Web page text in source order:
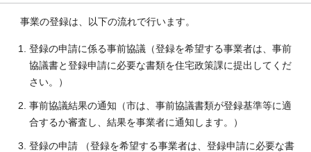
事業の登録は、以下の流れで行います。
登録の申請に係る事前協議（登録を希望する事業者は、事前
協議書と登録申請に必要な書類を住宅政策課に提出してくだ
さい。）
事前協議結果の通知（市は、事前協議書類が登録基準等に適
合するか審査し、結果を事業者に通知します。）
登録の申請 （登録を希望する事業者は、登録申請に必要な書